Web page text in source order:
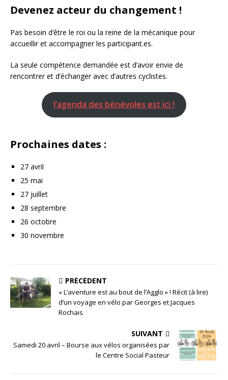
Devenez acteur du changement !
Pas besoin d’être le roi ou la reine de la mécanique pour
accueillir et accompagner les participant.es.
La seule compétence demandée est d’avoir envie de
rencontrer et d’échanger avec d’autres cyclistes.
l’agenda des bénévoles est ici !
Prochaines dates :
27 avril
25 mai
27 juillet
28 septembre
26 octobre
30 novembre
PRÉCÉDENT
« L’aventure est au bout de l’Agglo » ! Récit (à lire)
d’un voyage en vélo par Georges et Jacques
Rochais
SUIVANT
Samedi 20 avril – Bourse aux vélos organisées par
le Centre Social Pasteur